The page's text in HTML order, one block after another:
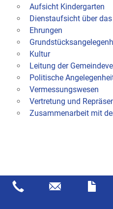
Aufsicht Kindergarten
Dienstaufsicht über
Ehrungen
Kultur
Leitung der
Politische
Vermessungswesen
Vertretung und
Zusammenarbeit mit